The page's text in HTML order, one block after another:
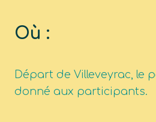
Où :
Départ de Villeveyrac, le
donné aux participants.